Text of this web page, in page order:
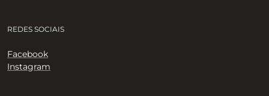
REDES SOCIAIS
Facebook
Instagram